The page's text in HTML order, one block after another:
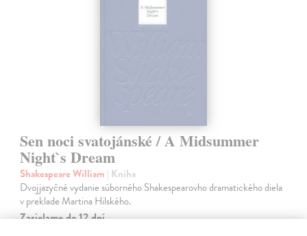
Sen noci svatojánské / A Midsummer
Night`s Dream
Shakespeare William | Kniha
Dvojjazyčné vydanie súborného Shakespearovho dramatického diela
v preklade Martina Hilského.
Zasielame do 12 dní